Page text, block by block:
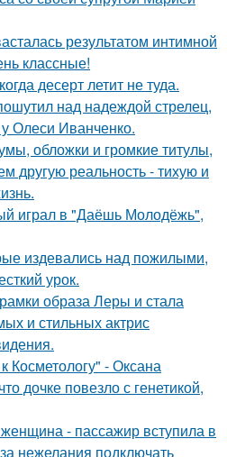
результатом интимной
классные!
десерт летит не туда.
над надеждой стрелец,
Олеси Иванченко.
обложки и громкие титулы,
другую реальность - тихую и
играл в "Даёшь Молодёжь",
издевались над пожилыми,
урок.
образа Леры и стала
и стильных актрис
Косметологу" - Оксана
дочке повезло с генетикой,
- пассажир вступила в
нежелания подключать